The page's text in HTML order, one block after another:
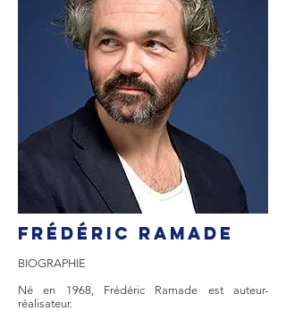
Frédéric RAMADE
BIOGRAPHIE
Né en 1968, Frédéric Ramade est auteur-
réalisateur.